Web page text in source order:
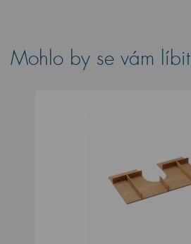
Mohlo by se vám líbit